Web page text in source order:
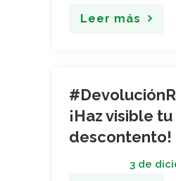
Leer más
¡Haz visible tu
descontento!
3 de